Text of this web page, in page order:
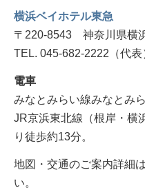
横浜ベイホテル東急
〒220-8543 神奈川県横
TEL. 045-682-2222（代
電車
みなとみらい線みなとみ
JR京浜東北線（根岸・横
り徒歩約13分。
地図・交通のご案内詳細
い。